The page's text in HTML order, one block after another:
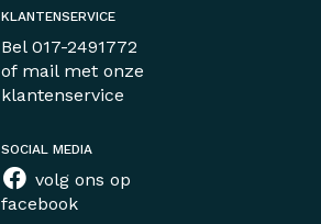
KLANTENSERVICE
Bel 017-2491772
of mail met onze
klantenservice
SOCIAL MEDIA
volg ons op
facebook